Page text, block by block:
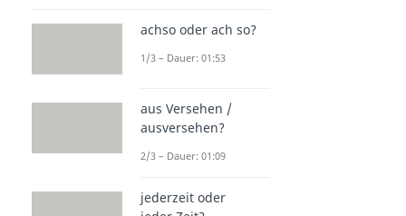
achso oder ach so?
1/3 – Dauer: 01:53
aus Versehen /
ausversehen?
2/3 – Dauer: 01:09
jederzeit oder